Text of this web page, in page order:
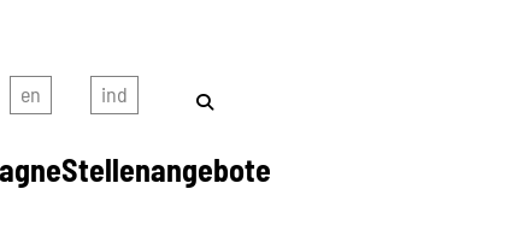
Stellenangebote